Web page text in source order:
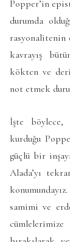
Popper’in
durumda
rasyonalitenin
kavrayış
kökten ve
not etmek
İşte böylece,
kurduğu
güçlü bir
Alada’yı
samimi ve